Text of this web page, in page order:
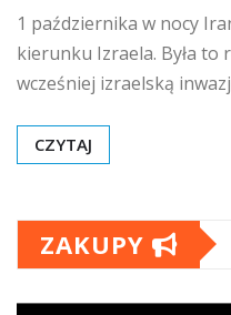
1 października w nocy
kierunku Izraela. Była to
wcześniej izraelską
CZYTAJ
ZAKUPY